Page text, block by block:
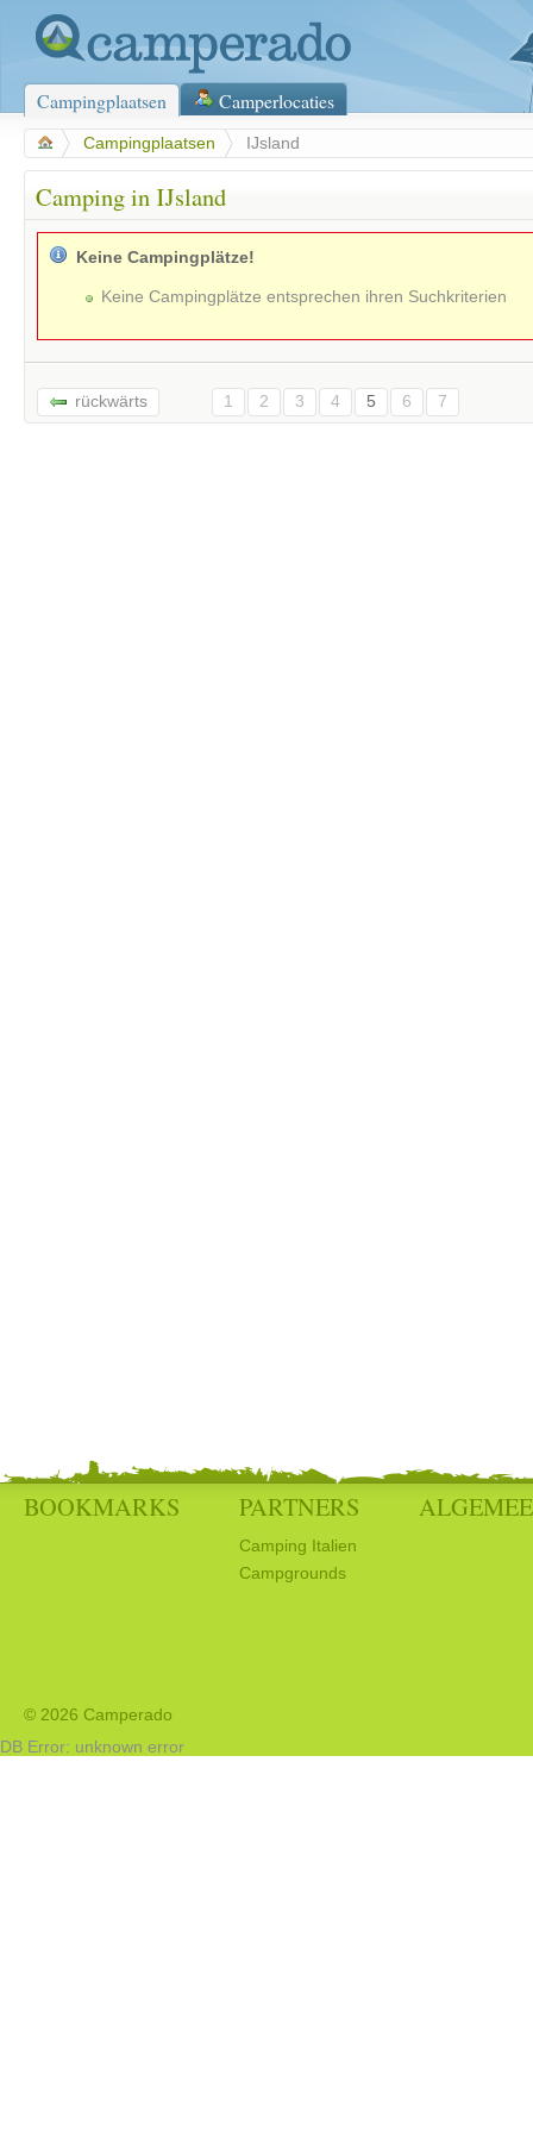
Campingplaatsen Camperlocaties
Campingplaatsen IJsland
Camping in IJsland
Keine Campingplätze!
Keine Campingplätze entsprechen ihren Suchkriterien
rückwärts 1 2 3 4 5 6 7
BOOKMARKS PARTNERS
Camping Italien
Campgrounds
© 2026 Camperado
DB Error: unknown error